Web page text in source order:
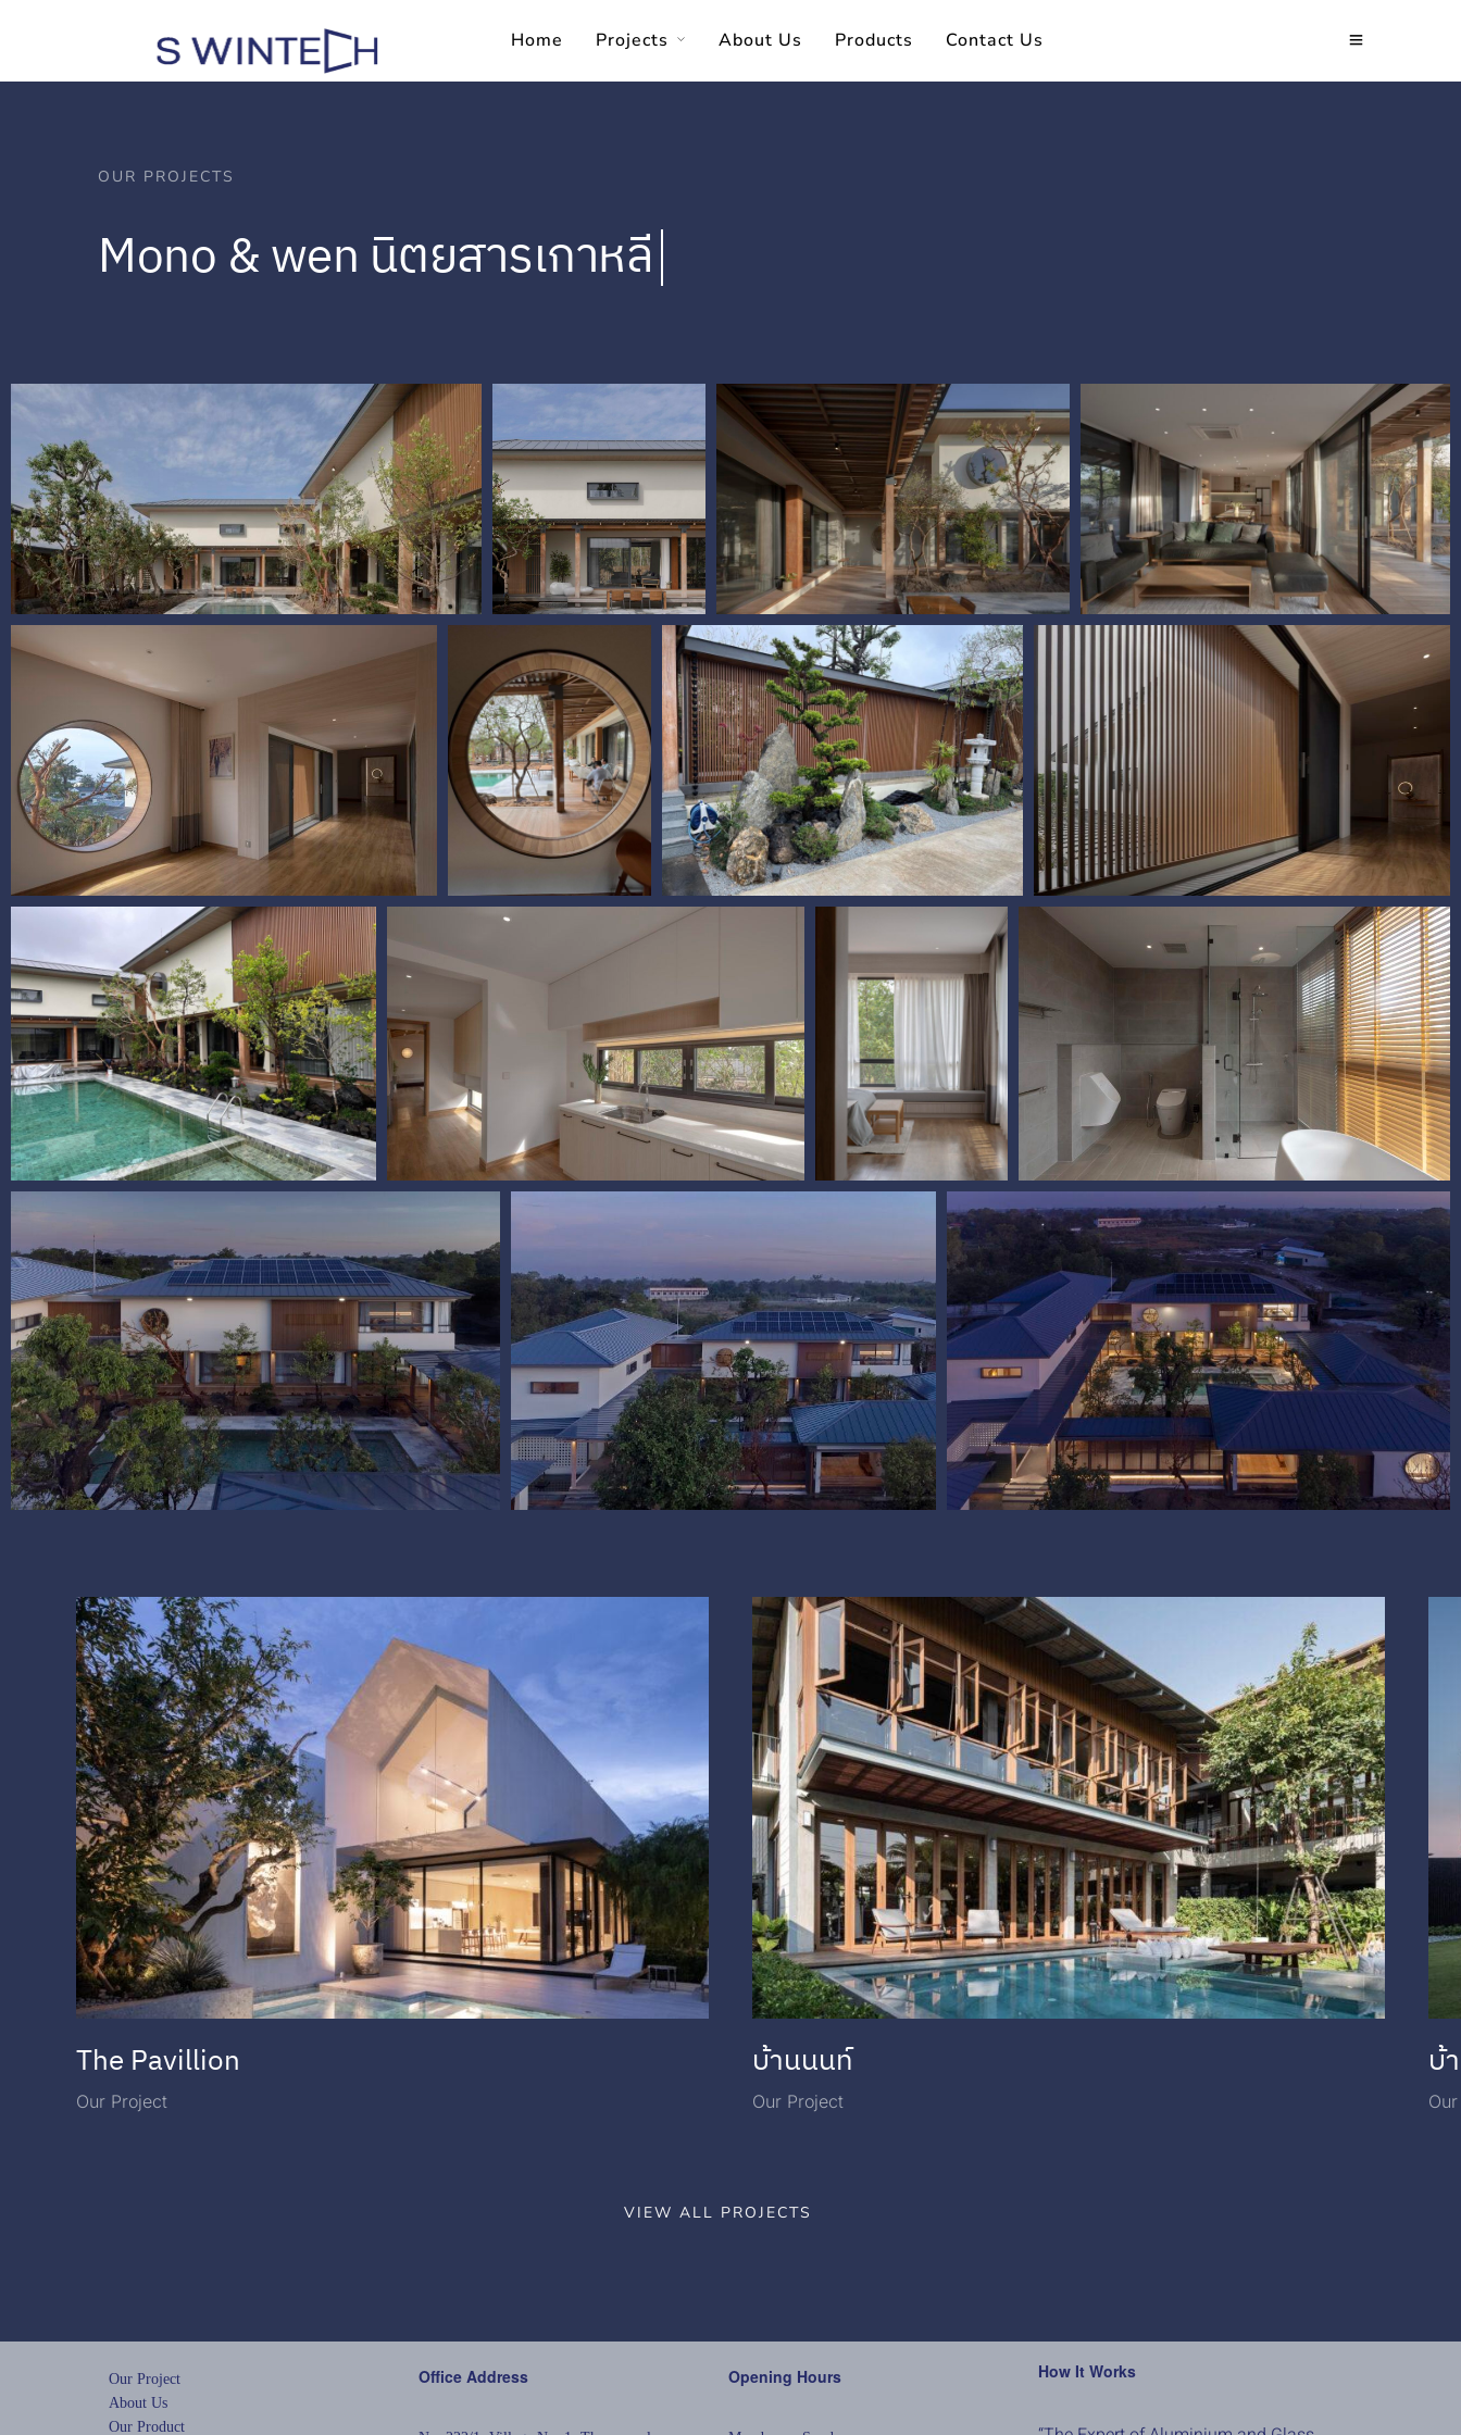
Home Projects About Us Products Contact Us
OUR PROJECTS
Mono & wen นิตยสารเกาหลี
The Pavillion
Our Project
บ้านนนท์
Our Project
บ้
VIEW ALL PROJECTS
Our Project
About Us
Our Product
Office Address Opening Hours How It Works